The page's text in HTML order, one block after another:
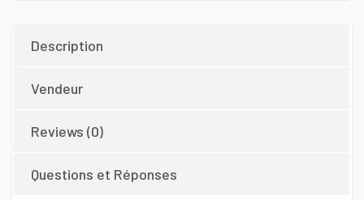
Description
Vendeur
Reviews (0)
Questions et Réponses